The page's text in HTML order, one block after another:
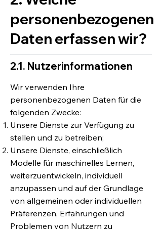
personenbezogenen
Daten erfassen wir?
2.1. Nutzerinformationen
Wir verwenden Ihre
personenbezogenen Daten für die
folgenden Zwecke:
Unsere Dienste zur Verfügung zu
stellen und zu betreiben;
Unsere Dienste, einschließlich
Modelle für maschinelles Lernen,
weiterzuentwickeln, individuell
anzupassen und auf der Grundlage
von allgemeinen oder individuellen
Präferenzen, Erfahrungen und
Problemen von Nutzern zu